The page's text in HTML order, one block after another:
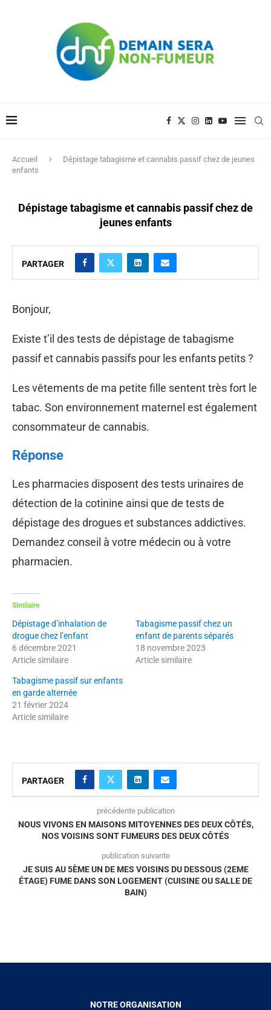
Accueil
Dépistage tabagisme et cannabis passif chez de jeunes
enfants
Dépistage tabagisme et cannabis passif chez de
jeunes enfants
PARTAGER
Bonjour,
Existe t’il des tests de dépistage de tabagisme
passif et cannabis passifs pour les enfants petits ?
Les vêtements de ma petite fille sentent très fort le
tabac. Son environnement maternel est également
consommateur de cannabis.
Réponse
Les pharmacies disposent des tests urinaires de
détection de la cotinine ainsi que de tests de
dépistage des drogues et substances addictives.
Demandez conseil à votre médecin ou à votre
pharmacien.
Similaire
Dépistage d’inhalation de
drogue chez l’enfant
6 décembre 2021
Article similaire
Tabagisme passif chez un
enfant de parents séparés
18 novembre 2023
Article similaire
Tabagisme passif sur enfants
en garde alternée
21 février 2024
Article similaire
PARTAGER
précédente publication
NOUS VIVONS EN MAISONS MITOYENNES DES DEUX CÔTÉS,
NOS VOISINS SONT FUMEURS DES DEUX CÔTÉS
publication suivante
JE SUIS AU 5ÈME UN DE MES VOISINS DU DESSOUS (2EME
ÉTAGE) FUME DANS SON LOGEMENT (CUISINE OU SALLE DE
BAIN)
NOTRE ORGANISATION